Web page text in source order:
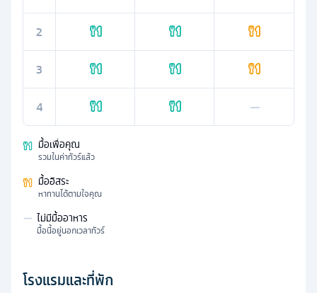
2
3
4 —
มื้อเพื่อคุณ
รวมในค่าทัวร์แล้ว
มื้ออิสระ
หาทานได้ตามใจคุณ
— ไม่มีมื้ออาหาร
มื้อนี้อยู่นอกเวลาทัวร์
โรงแรมและที่พัก